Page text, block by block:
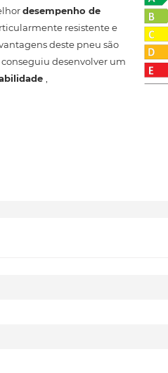
desempenho de
resistente e
deste pneu são
desenvolver um